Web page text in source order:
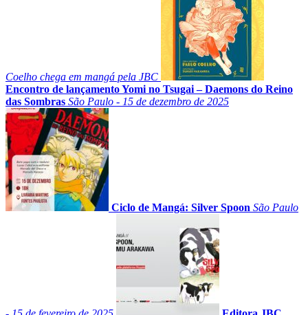
Coelho chega em mangá pela JBC
Encontro de lançamento Yomi no Tsugai – Daemons do Reino
das Sombras São Paulo - 15 de dezembro de 2025
Ciclo de Mangá: Silver Spoon São Paulo